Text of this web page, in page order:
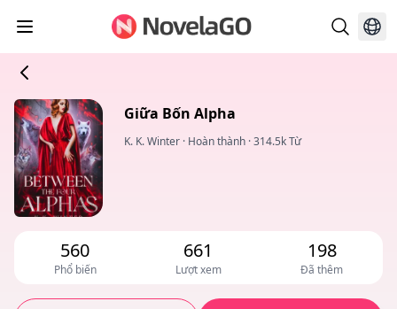
Giữa Bốn Alpha
K. K. Winter · Hoàn thành ·314.5k Từ
560
Phổ biến
661
Lượt xem
198
Đã thêm